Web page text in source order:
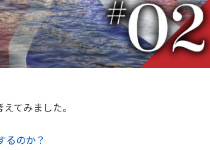
てみました。
るのか？